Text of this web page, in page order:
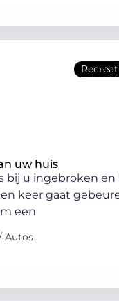
uw huis
bij u ingebroken
keer gaat
een
Autos